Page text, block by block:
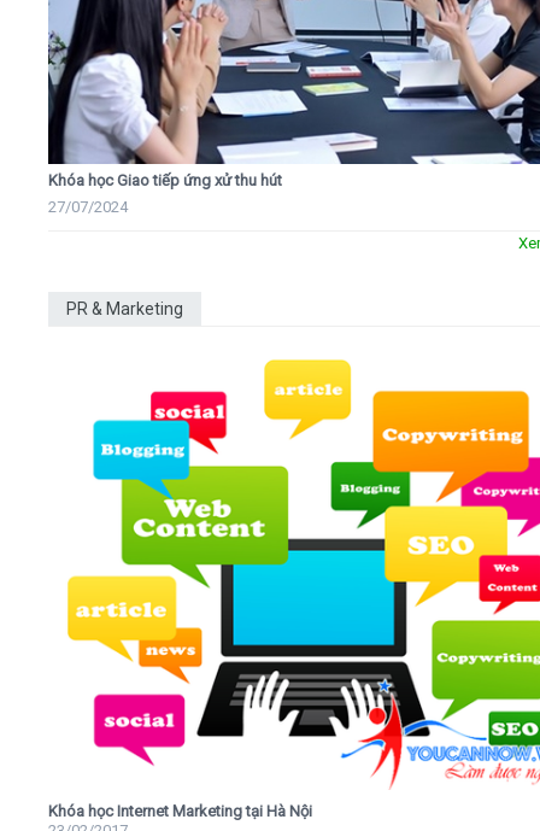
Khóa học Giao tiếp ứng xử thu hút
27/07/2024
PR & Marketing
Khóa học Internet Marketing tại Hà Nội